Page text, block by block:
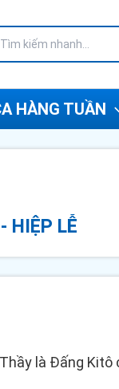
HÀNG TUẦN
HIỆP LỄ
là Đấng Kitô